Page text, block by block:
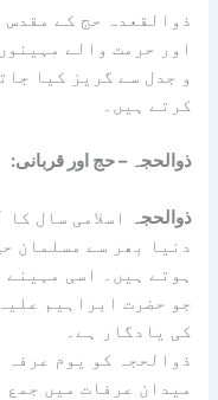
اور حرمت والے
و جدل سے گریز کیا
کرتے ہیں۔
:ذوالحجہ – حج اور قربانی
ذوالحجہ
اسلامی سال
دنیا بھر سے مسلمان
ہوتے ہیں۔ اسی
جو حضرت ابراہیم
کی یادگار ہے۔
ذوالحجہ کو یوم
میدان عرفات میں